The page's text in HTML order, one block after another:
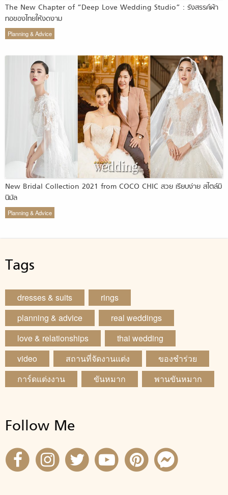
The New Chapter of “Deep Love Wedding Studio” : รังสรรค์ผ้า
ทอของไทยให้งดงาม
Planning & Advice
New Bridal Collection 2021 from COCO CHIC สวย เรียบง่าย สไตล์มิ
นิมัล
Planning & Advice
Tags
dresses & suits
rings
planning & advice
real weddings
love & relationships
thai wedding
video
สถานที่จัดงานแต่ง
ของชำร่วย
การ์ดแต่งงาน
ขันหมาก พานขันหมาก
Follow Me